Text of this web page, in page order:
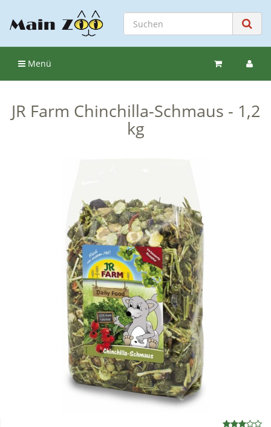
Menü
JR Farm Chinchilla-Schmaus - 1,2
kg